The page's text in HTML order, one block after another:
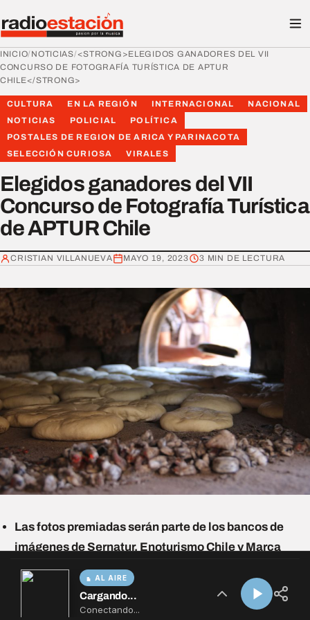
AL AIRE
Cargando...
Conectando...